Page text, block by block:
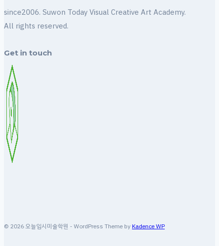
since2006. Suwon Today Visual Creative Art Academy.
All rights reserved.
Get in touch
© 2026 오늘입시미술학원 - WordPress Theme byKadence WP